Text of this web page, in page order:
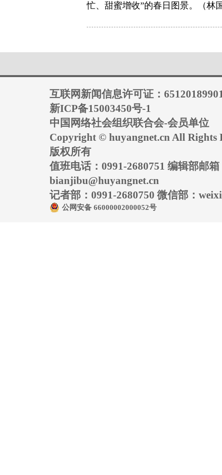
忙、甜蜜增收”的春日图景。（林
互联网新闻信息许可证：
新ICP备15003450号-1
中国网络社会组织联合会-会员单位
Copyright © huyangnet.cn All Rights
版权所有
值班电话：0991-2680751 编辑部邮箱
bianjibu@huyangnet.cn
记者部：0991-2680750 微信部：
公网安备 66000002000052号